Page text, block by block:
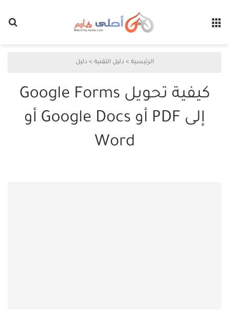
الرئيسية > دليل التقنية > دليل
كيفية تحويل Google Forms
إلى PDF أو Google Docs أو
Word